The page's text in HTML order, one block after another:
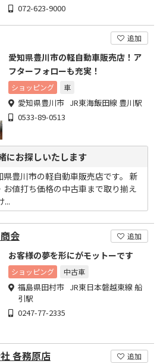
072-623-9000
追加
愛知県豊川市の軽自動車販売店！ア
フターフォローも充実！
ショッピング 車
愛知県豊川市 JR東海飯田線 豊川駅
0533-89-0513
にお探しいたします
豊川市の軽自動車販売店です。 新
値打ち価格の中古車まで取り揃え
...
会 追加
お客様の夢を形にがモットーです
ショッピング 中古車
福島県田村市 JR東日本磐越東線 船
引駅
0247-77-2335
各務原店 追加